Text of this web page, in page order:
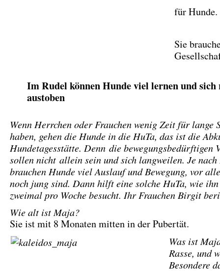
für Hunde.
Sie
Im Rudel können Hunde viel lernen und
austoben
Wenn Herrchen oder Frauchen wenig Zeit für lange
haben, gehen die Hunde in die HuTa, das ist die
Hundetagesstätte. Denn die bewegungsbedürftigen
sollen nicht allein sein und sich langweilen. Je nach
brauchen Hunde viel Auslauf und Bewegung, vor
noch jung sind. Dann hilft eine solche HuTa, wie
zweimal pro Woche besucht. Ihr Frauchen Birgit
Wie alt ist Maja?
Sie ist mit 8 Monaten mitten in der Pubertät.
Was ist
Rasse, und
Besondere